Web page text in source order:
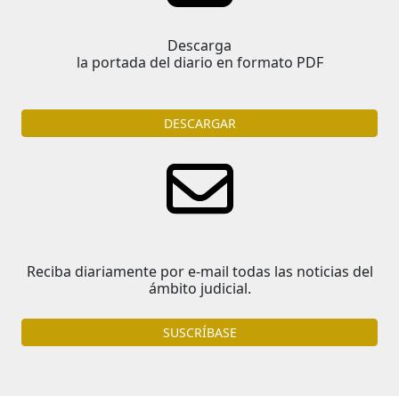
Descarga
la portada del diario en formato PDF
DESCARGAR
Reciba diariamente por e-mail todas las noticias del
ámbito judicial.
SUSCRÍBASE